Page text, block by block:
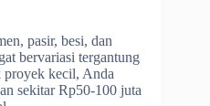
pasir, besi, dan
bervariasi tergantung
proyek kecil, Anda
sekitar Rp50-100 juta